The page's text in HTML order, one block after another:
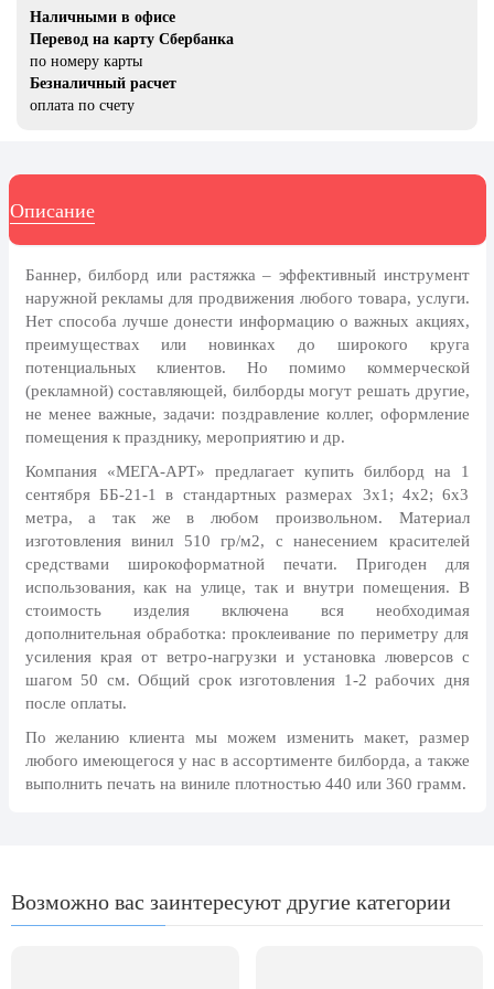
20 декабря, День работника органов
безопасности
Новогоднее оформление
Рождество Христово
25 января, Татьянин день
Валентина
15 февраля, День памяти о
россиянах...
Масленица
1 марта, День Бабушек
8 марта, Международный женский
день
1 апреля, День смеха
Апрель, Месячник по
День геолога (первое воскресенье
апреля)
Светлая Пасха
12 апреля, День космонавтики
6 мая, День герба и флага города
Наличными в офисе
Перевод на карту Сбербанка
по номеру карты
Безналичный расчет
оплата по счету
Описание
Баннер, билборд или растяжка – эффективный инструмент
наружной рекламы для продвижения любого товара, услуги.
Нет способа лучше донести информацию о важных акциях,
преимуществах или новинках до широкого круга
потенциальных клиентов. Но помимо коммерческой
(рекламной) составляющей, билборды могут решать другие,
не менее важные, задачи: поздравление коллег, оформление
помещения к празднику, мероприятию и др.
Компания «МЕГА-АРТ» предлагает купить билборд на 1
сентября ББ-21-1 в стандартных размерах 3х1; 4х2; 6х3
метра, а так же в любом произвольном. Материал
изготовления винил 510 гр/м2, с нанесением красителей
средствами широкоформатной печати. Пригоден для
использования, как на улице, так и внутри помещения. В
стоимость изделия включена вся необходимая
дополнительная обработка: проклеивание по периметру для
усиления края от ветро-нагрузки и установка люверсов с
шагом 50 см. Общий срок изготовления 1-2 рабочих дня
после оплаты.
По желанию клиента мы можем изменить макет, размер
любого имеющегося у нас в ассортименте билборда, а также
выполнить печать на виниле плотностью 440 или 360 грамм.
Возможно вас заинтересуют другие категории